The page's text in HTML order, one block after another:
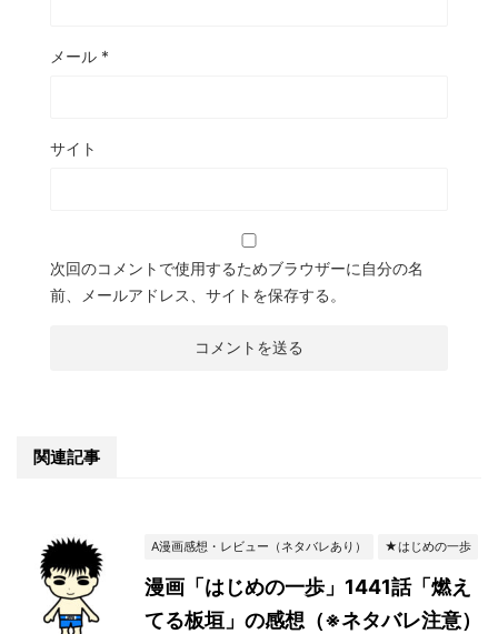
メール *
サイト
次回のコメントで使用するためブラウザーに自分の名
前、メールアドレス、サイトを保存する。
関連記事
A漫画感想・レビュー（ネタバレあり） ★はじめの一歩
漫画「はじめの一歩」1441話「燃え
てる板垣」の感想（※ネタバレ注意）